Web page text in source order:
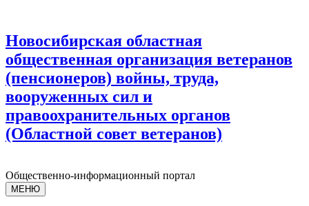
Новосибирская областная
общественная организация ветеранов
(пенсионеров) войны, труда,
вооруженных сил и
правоохранительных органов
(Областной совет ветеранов)
Общественно-информационный портал
МЕНЮ